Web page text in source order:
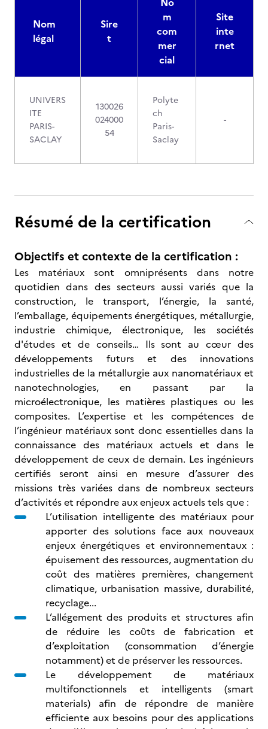
Nom
légal
Sire
t
m
com
mer
cial
Site
inte
rnet
UNIVERS
ITE
PARIS-
SACLAY
130026
024000
54
Polyte
ch
Paris-
Saclay
-
Résumé de la certification
Objectifs et contexte de la certification :
Les matériaux sont omniprésents dans notre
quotidien dans des secteurs aussi variés que la
construction, le transport, l’énergie, la santé,
l’emballage, équipements énergétiques, métallurgie,
industrie chimique, électronique, les sociétés
d'études et de conseils… Ils sont au cœur des
développements futurs et des innovations
industrielles de la métallurgie aux nanomatériaux et
nanotechnologies, en passant par la
microélectronique, les matières plastiques ou les
composites. L’expertise et les compétences de
l’ingénieur matériaux sont donc essentielles dans la
connaissance des matériaux actuels et dans le
développement de ceux de demain. Les ingénieurs
certifiés seront ainsi en mesure d’assurer des
missions très variées dans de nombreux secteurs
d’activités et répondre aux enjeux actuels tels que :
L’utilisation intelligente des matériaux pour
apporter des solutions face aux nouveaux
enjeux énergétiques et environnementaux :
épuisement des ressources, augmentation du
coût des matières premières, changement
climatique, urbanisation massive, durabilité,
recyclage...
L’allégement des produits et structures afin
de réduire les coûts de fabrication et
d’exploitation (consommation d’énergie
notamment) et de préserver les ressources.
Le développement de matériaux
multifonctionnels et intelligents (smart
materials) afin de répondre de manière
efficiente aux besoins pour des applications